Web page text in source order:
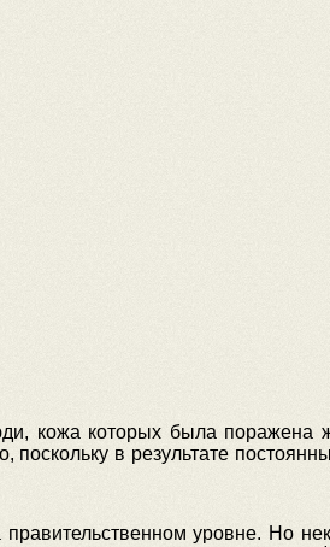
кожа которых была поражена
в результате
уровне. Но